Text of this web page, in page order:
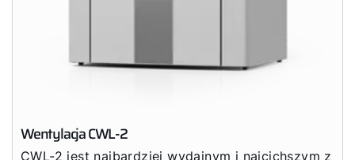
Wentylacja CWL-2
CWL-2 jest najbardziej wydajnym i najcichszym z
Kontakt